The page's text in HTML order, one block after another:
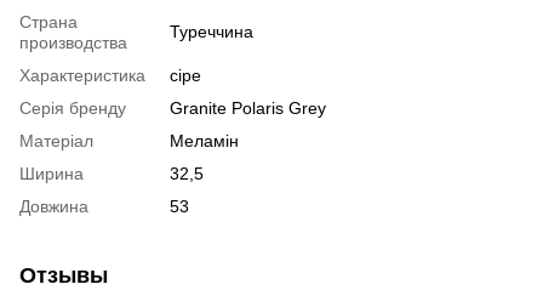
Страна
производства
Туреччина
Характеристика
сіре
Серія бренду
Granite Polaris Grey
Матеріал
Меламін
Ширина
32,5
Довжина
53
Отзывы